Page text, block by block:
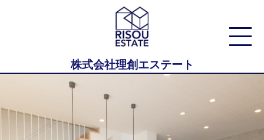
株式会社理創エステート